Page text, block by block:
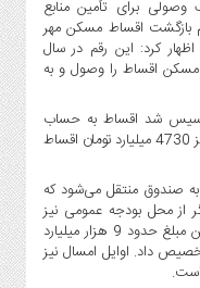
یادآوری این‌که “حدود 9 ردیف وصولی برای تأمین منابع
بازگشت اقساط مسکن مهر
کرد:‌ این رقم در سال
بانک مسکن اقساط را وصول و به
که صندوق تأسیس شد اقساط به حساب
صندوق واریز می‌شود. سال گذشته (1402) نیز 4730 میلیارد تومان اقساط
صندوق منتقل می‌شود که
از محل بودجه عمومی نیز
عدد 30 هزار میلیارد تومان را داشتیم که از این مبلغ حدود 9 هزار میلیارد
و بودجه تخصیص داد. اوایل امسال نیز